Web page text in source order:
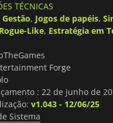
TÉCNICAS
Gestão, Jogos de papéis,
Rogue-Like, Estratégia em
Forge
: 22 de junho de
v1.043 - 12/06/25
Sistema